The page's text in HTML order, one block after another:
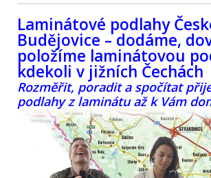
Laminátové podlahy
Budějovice – dodáme,
položíme laminátovou
kdekoli v jižních Čechách
Rozměřit, poradit a spočítat
podlahy z laminátu až k Vám